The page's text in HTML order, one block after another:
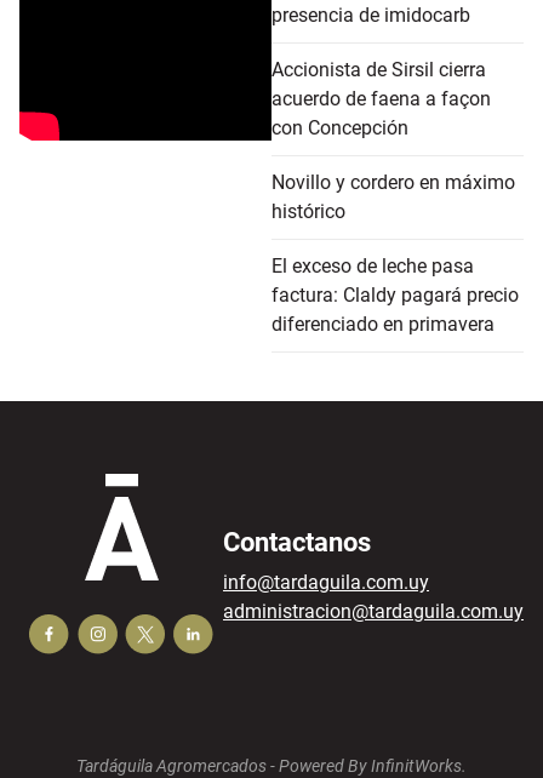
presencia de imidocarb
Accionista de Sirsil cierra
acuerdo de faena a façon
con Concepción
Novillo y cordero en máximo
histórico
El exceso de leche pasa
factura: Claldy pagará precio
diferenciado en primavera
Contactanos
info@tardaguila.com.uy
administracion@tardaguila.com.uy
Tardáguila Agromercados -Powered By InfinitWorks.